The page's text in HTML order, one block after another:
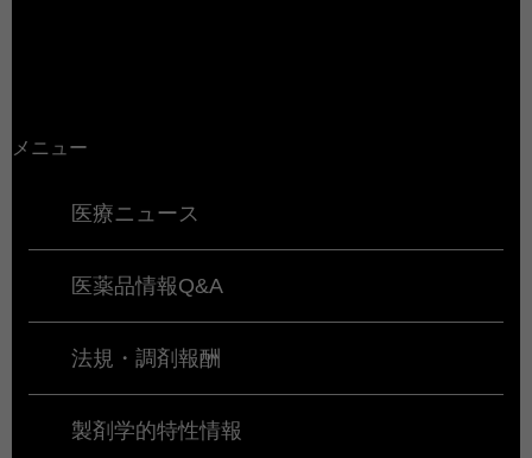
メニュー
医療ニュース
医薬品情報Q&A
法規・調剤報酬
製剤学的特性情報